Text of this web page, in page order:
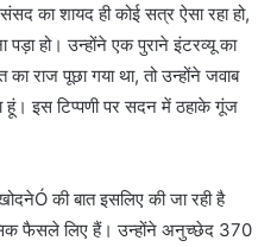
का शायद ही कोई सत्र ऐसा रहा हो,
हो। उन्होंने एक पुराने इंटरव्यू का
राज पूछा गया था, तो उन्होंने जवाब
हूं। इस टिप्पणी पर सदन में ठहाके गूंज
की बात इसलिए की जा रही है
फैसले लिए हैं। उन्होंने अनुच्छेद 370